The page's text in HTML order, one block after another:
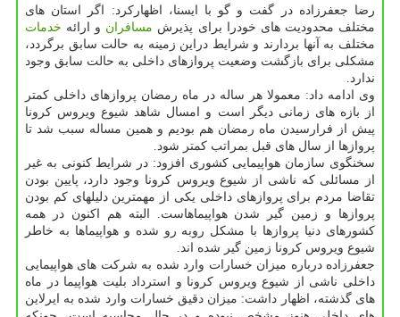
رضا جعفرزاده در گفت و گو با ایسنا، اظهارکرد: اگر استان های
مختلف محدودیت های خودرا برای پذیرش مسافران و ارائه خدمات
مختلف به آنها بردارند و شرایط دراین زمینه به حالت سابق برگردد،
مشکلی برای بازگشت وضعیت پروازهای داخلی به حالت سابق وجود
ندارد.
وی ادامه داد: معمولا هر ساله در ماه رمضان پروازهای داخلی کمتر
از بازه های زمانی دیگر است و امسال شاهد شیوع ویروس کرونا
پیش از فرارسیدن ماه رمضان هم بودیم و همین مساله سبب شد تا
پروازها از سال های قبل بمراتب کمتر شود.
سخنگوی سازمان هواپیمایی کشوری افزود: در شرایط کنونی به غیر
از مسائلی که ناشی از شیوع ویروس کرونا وجود دارد، پایین بودن
تقاضا مردم برای پروازهای داخلی یکی از مهمترین دلیلهای کم بودن
پروازها و زمین گیر شدن هواپیماهاست. البته هم اکنون در همه
کشورهای دنیا پروازها با مشکل روبه رو شده و هواپیماها به خاطر
شیوع ویروس کرونا زمین گیر شده اند.
جعفرزاده درباره میزان خسارات وارد شده به شرکت های هواپیمایی
داخلی ناشی از شیوع ویروس کرونا و استرداد بلیت هواپیما در ماه
های گذشته، اظهار داشت: میزان دقیق خسارات وارد شده به ایرلاین